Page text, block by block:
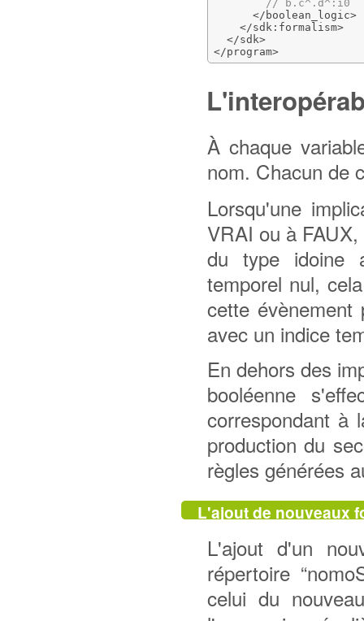
        // b.c^.d^:i0
</boolean_logic>
</sdk:formalism>
</sdk>
</program>
À chaque
nom. Chacun de
Lorsqu'une
VRAI ou à
du type idoine
temporel nul,
cette
avec un indice
En dehors des
booléenne
correspondant à
production du
règles générées
L'ajout de nouveaux
L'ajout d'un
répertoire
celui du